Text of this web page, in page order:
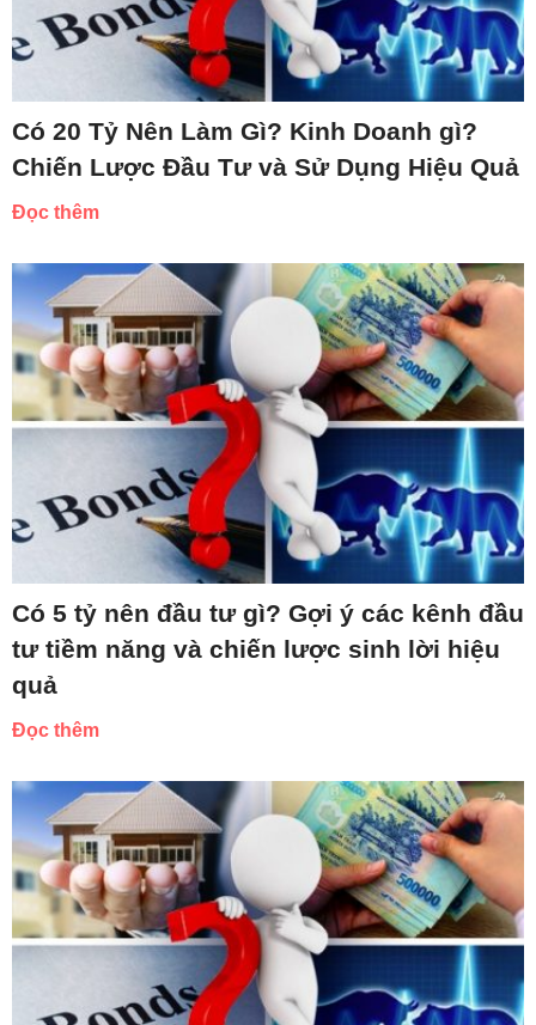
Có 20 Tỷ Nên Làm Gì? Kinh Doanh gì?
Chiến Lược Đầu Tư và Sử Dụng Hiệu Quả
Đọc thêm
Có 5 tỷ nên đầu tư gì? Gợi ý các kênh đầu
tư tiềm năng và chiến lược sinh lời hiệu
quả
Đọc thêm